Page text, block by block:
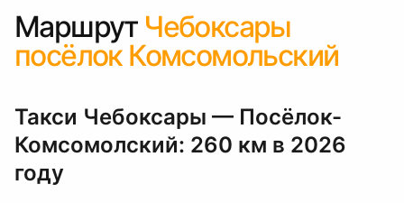
Маршрут Чебоксары
посёлок Комсомольский
Такси Чебоксары — Посёлок-
Комсомолский: 260 км в 2026
году